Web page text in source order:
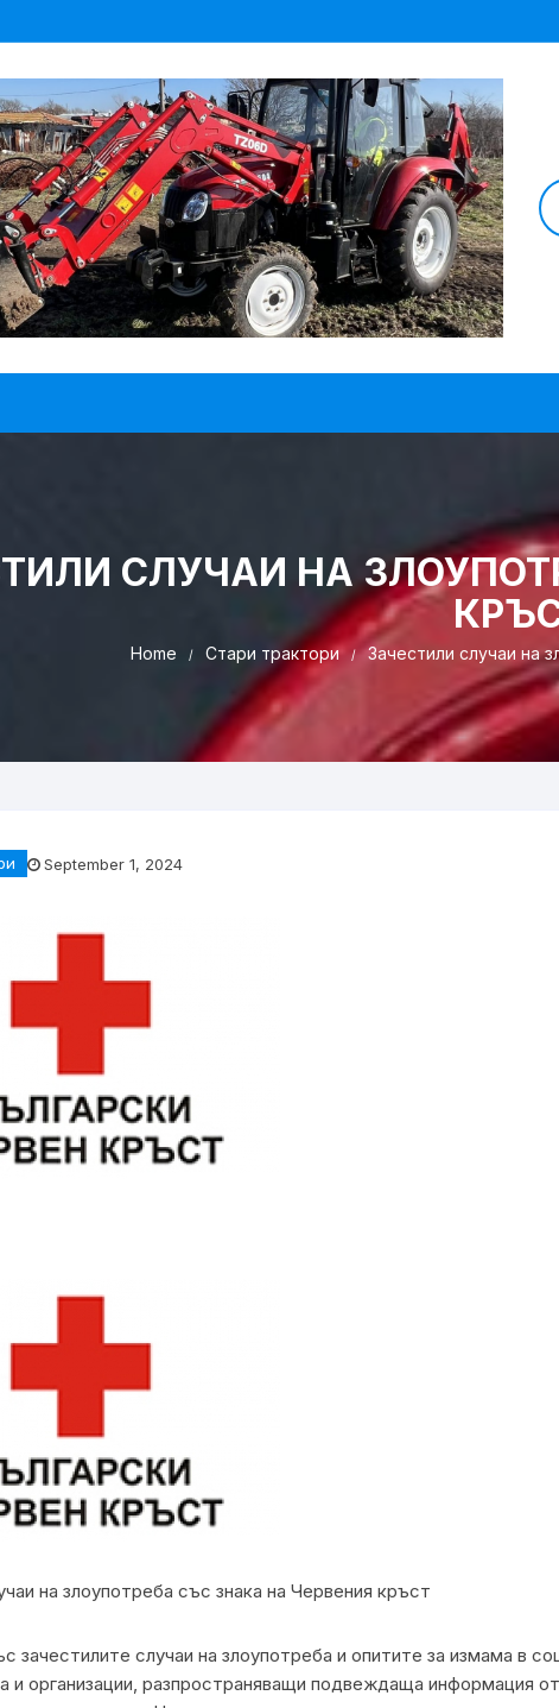
for:
СЛУЧАИ НА
Home Стари трактори Зачестили случаи на
September 1, 2024
на злоупотреба със знака на Червения кръст
зачестилите случаи на злоупотреба и опитите за измама в
и организации, разпространяващи подвеждаща информация